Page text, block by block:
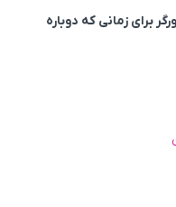
برای زمانی که دوباره